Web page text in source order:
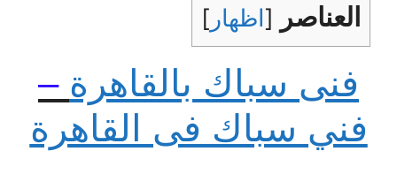
العناصر [اظهار ]
فنى سباك بالقاهرة–
فني سباك فى القاهرة